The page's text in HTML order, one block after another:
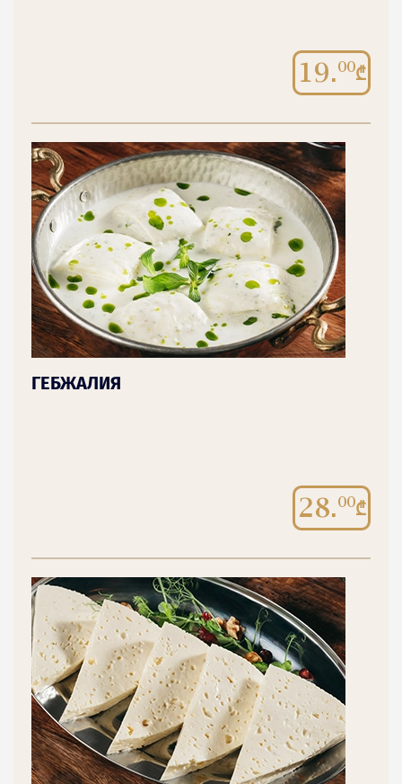
19.00
ГЕБЖАЛИЯ
28.00